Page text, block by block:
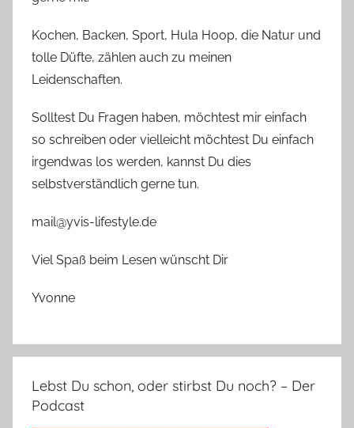
Kochen, Backen, Sport, Hula Hoop, die Natur und
tolle Düfte, zählen auch zu meinen
Leidenschaften.
Solltest Du Fragen haben, möchtest mir einfach
so schreiben oder vielleicht möchtest Du einfach
irgendwas los werden, kannst Du dies
selbstverständlich gerne tun.
mail@yvis-lifestyle.de
Viel Spaß beim Lesen wünscht Dir
Yvonne
Lebst Du schon, oder stirbst Du noch? – Der
Podcast